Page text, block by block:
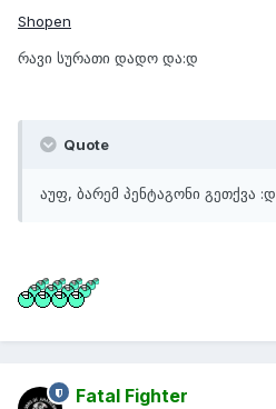
Shopen
რავი სურათი დადო და:დ
Quote
აუფ, ბარემ პენტაგონი გეთქვა :დ
Fatal Fighter